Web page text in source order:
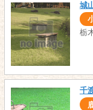
城
栃
千